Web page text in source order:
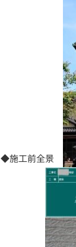
◆施工前全景